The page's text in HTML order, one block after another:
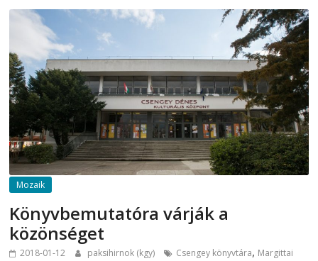
Mozaik
Könyvbemutatóra várják a
közönséget
2018-01-12 paksihirnok (kgy) Csengey könyvtára, Margittai